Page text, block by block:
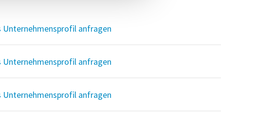
Unternehmensprofil anfragen
Unternehmensprofil anfragen
Unternehmensprofil anfragen